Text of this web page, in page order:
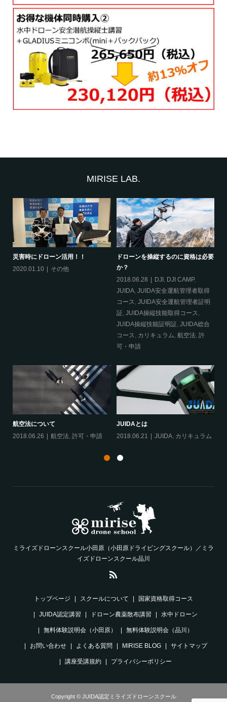
MIRISE LAB.
災害時にドローン活用！！
2020.01.10
その他
ドローンを操縦するのに資格は必要
か？
2018.06.28
DJI , DJI CAMP,
JUIDA, JUIDA安全運航管理者取得
コース, JUIDA安全運航管理者証明
証, JUIDA操縦技能取得コース,
JUIDA操縦技能証明証, JUIDA総合
コース, カリキュラム, 航空法, 許
可・申請
航空法について
2018.06.26
航空法, 許可・申請
JUIDAとは
2018.06.21
JUIDA, カリキュラム
ミライズドローンスクール小田原（小田原ドライビングスクール）／ミラ
イズドローンスクール品川
トップページ スクールについて 国家資格取得コース
JUIDA認定講習 ドローン農薬散布講習 水中ドローン
無料体験説明会（小田原） 無料体験説明会（品川）
お問い合わせ よくある質問 MIRISE BLOG サイトマップ
講座受講規約 プライバシーポリシー
Copyright © JUIDA認定ミライズドローンスクール